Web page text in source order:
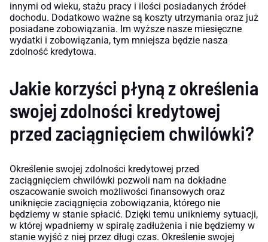
innymi od wieku, stażu pracy i ilości posiadanych źródeł
dochodu. Dodatkowo ważne są koszty utrzymania oraz już
posiadane zobowiązania. Im wyższe nasze miesięczne
wydatki i zobowiązania, tym mniejsza będzie nasza
zdolność kredytowa.
Jakie korzyści płyną z określenia
swojej zdolności kredytowej
przed zaciągnięciem chwilówki?
Określenie swojej zdolności kredytowej przed
zaciągnięciem chwilówki pozwoli nam na dokładne
oszacowanie swoich możliwości finansowych oraz
uniknięcie zaciągnięcia zobowiązania, którego nie
będziemy w stanie spłacić. Dzięki temu unikniemy sytuacji,
w której wpadniemy w spiralę zadłużenia i nie będziemy w
stanie wyjść z niej przez długi czas. Określenie swojej